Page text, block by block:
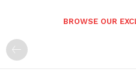
BROWSE OUR